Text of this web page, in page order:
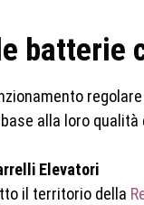
batterie
alla loro
Elevatori
il territorio della